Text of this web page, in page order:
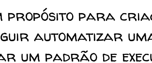
propósito para
automatizar
um padrão de